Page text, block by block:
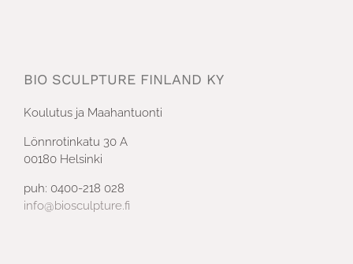
BIO SCULPTURE FINLAND KY
Koulutus ja Maahantuonti
Lönnrotinkatu 30 A
00180 Helsinki
puh: 0400-218 028
info@biosculpture.fi